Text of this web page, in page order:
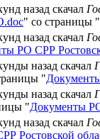
назад скачал
" со страницы "
назад скачал
РО СРР
назад скачал
"
назад скачал
"Документы
назад скачал
Ростовской